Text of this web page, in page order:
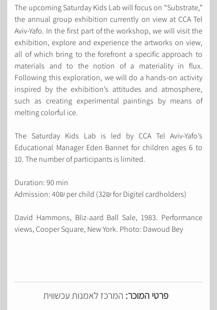
The upcoming Saturday Kids Lab will focus on “Substrate,”
the annual group exhibition currently on view at CCA Tel
Aviv-Yafo. In the first part of the workshop, we will visit the
exhibition, explore and experience the artworks on view,
all of which bring to the forefront a specific approach to
materials and to the notion of a materiality in flux.
Following this exploration, we will do a hands-on activity
inspired by the exhibition’s attitudes and atmosphere,
such as creating experimental paintings by means of
melting colorful ice.
The Saturday Kids Lab is led by CCA Tel Aviv-Yafo’s
Educational Manager Eden Bannet for children ages 6 to
10. The number of participants is limited.
Duration: 90 min
Admission: 40₪ per child (32₪ for Digitel cardholders)
David Hammons, Bliz-aard Ball Sale, 1983. Performance
views, Cooper Square, New York. Photo: Dawoud Bey
פרטי המוכר: המרכז לאמנות עכשווית